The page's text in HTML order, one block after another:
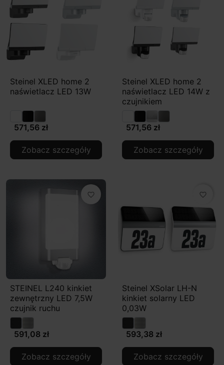
Steinel XLED home 2
naświetlacz LED 13W
571,56 zł
Zobacz szczegóły
Steinel XLED home 2
naświetlacz LED 14W z
czujnikiem
571,56 zł
Zobacz szczegóły
favorite_border
STEINEL L240 kinkiet
zewnętrzny LED 7,5W
czujnik ruchu
591,08 zł
Zobacz szczegóły
favorite_border
Steinel XSolar LH-N
kinkiet solarny LED
0,03W
593,38 zł
Zobacz szczegóły